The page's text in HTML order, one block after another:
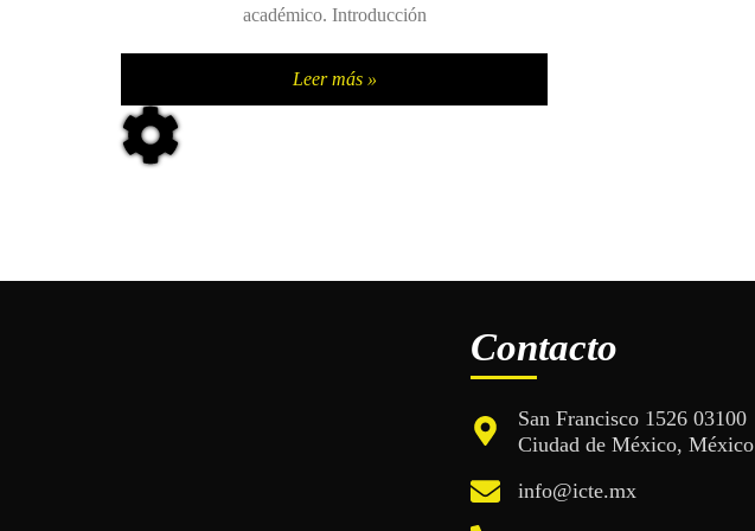
académico. Introducción
Leer más »
Contacto
San Francisco 1526 03100
Ciudad de México, México
info@icte.mx